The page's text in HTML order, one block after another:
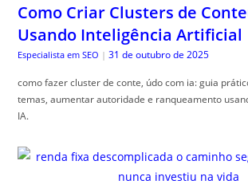
Como Criar Clusters de
Usando Inteligência Artificial
Especialista em SEO | 31 de outubro de 2025
como fazer cluster de conte, údo com ia: guia
temas, aumentar autoridade e ranqueamento
IA.